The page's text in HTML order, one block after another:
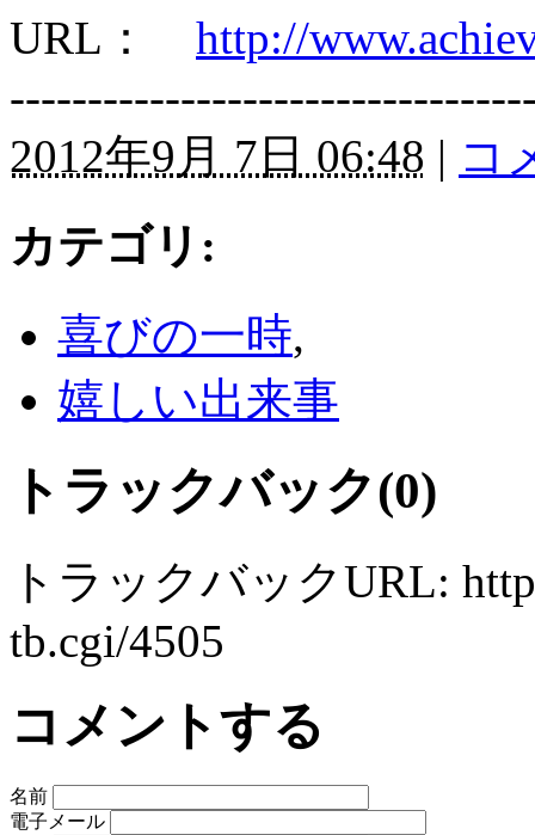
URL： http://
2012年9月 7日 06:48 | コ
カテゴリ :
喜びの一時,
嬉しい出来事
トラックバック(0)
トラックバックURL:
tb.cgi/4505
コメントする
名前
電子メール